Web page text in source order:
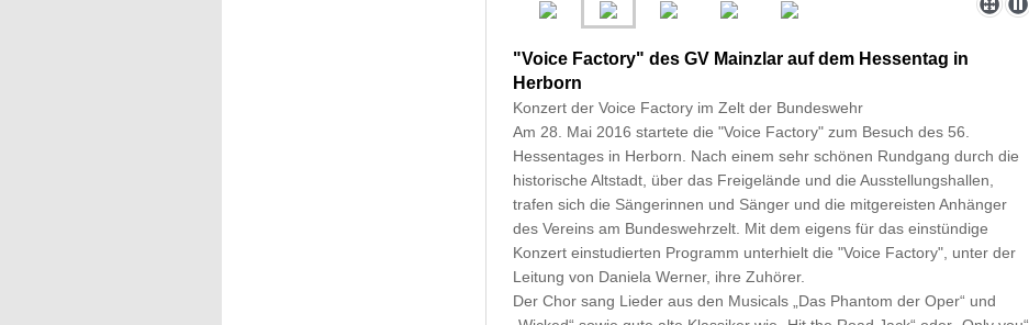
"Voice Factory" des GV Mainzlar auf dem Hessentag in
Herborn
Konzert der Voice Factory im Zelt der Bundeswehr
Am 28. Mai 2016 startete die "Voice Factory" zum Besuch des 56.
Hessentages in Herborn. Nach einem sehr schönen Rundgang durch die
historische Altstadt, über das Freigelände und die Ausstellungshallen,
trafen sich die Sängerinnen und Sänger und die mitgereisten Anhänger
des Vereins am Bundeswehrzelt. Mit dem eigens für das einstündige
Konzert einstudierten Programm unterhielt die "Voice Factory", unter der
Leitung von Daniela Werner, ihre Zuhörer.
Der Chor sang Lieder aus den Musicals „Das Phantom der Oper“ und